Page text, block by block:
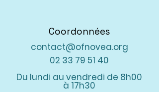
Coordonnées
contact@ofnovea.org
02 33 79 51 40
Du lundi au vendredi de 8h00
à 17h30